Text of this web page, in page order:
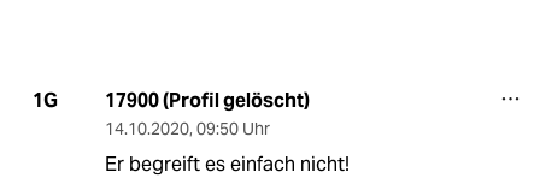
1G 17900 (Profil gelöscht)
14.10.2020, 09:50 Uhr
Er begreift es einfach nicht!